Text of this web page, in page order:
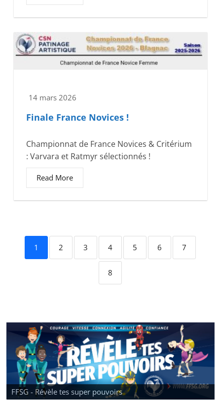
14 mars 2026
Finale France Novices !
Championnat de France Novices & Critérium
: Varvara et Ratmyr sélectionnés !
Read More
1 2 3 4 5 6 7
8
FFSG - Révèle tes super pouvoirs